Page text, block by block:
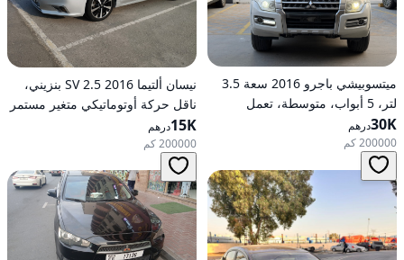
ميتسوبيشي باجرو 2016 سعة 3.5
لتر، 5 أبواب، متوسطة، تعمل
بالبنزين، أوتوماتيكية، دفع رباعي
30Kدرهم
200000 كم
نيسان ألتيما 2016 2.5 SV بنزيني،
ناقل حركة أوتوماتيكي متغير مستمر
(CVT)، دفع أمامي15Kدرهم
200000 كم